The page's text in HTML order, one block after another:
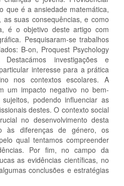
que é a ansiedade matemática,
suas consequências, e como
é o objetivo deste artigo com
Pesquisaram-se trabalhos
B-on, Proquest Psychology
Destacámos investigações e
interesse para a prática
nos contextos escolares. A
um impacto negativo no bem-
podendo influenciar as
destes. O contexto social
no desenvolvimento desta
às diferenças de género, os
qual tentamos compreender
Por fim, no campo da
as evidências científicas, no
conclusões e estratégias